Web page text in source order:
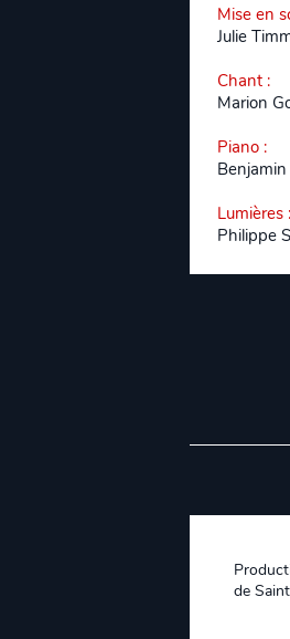
Mise en
Julie
Chant :
Marion
Piano :
Lumières :
Philippe
de